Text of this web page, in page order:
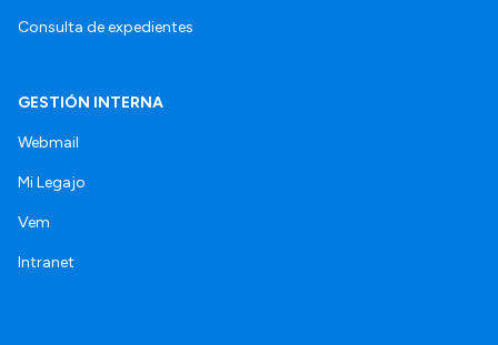
Consulta de expedientes
GESTIÓN INTERNA
Webmail
Mi Legajo
Vem
Intranet